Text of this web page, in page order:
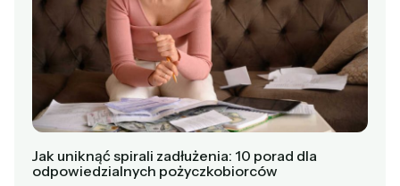
Jak uniknąć spirali zadłużenia: 10 porad dla
odpowiedzialnych pożyczkobiorców